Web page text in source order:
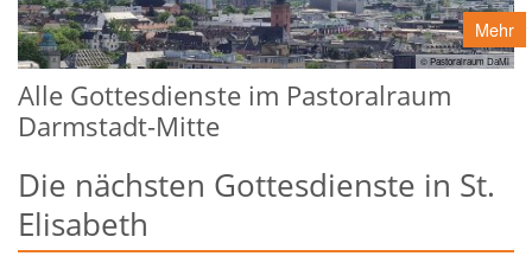
Mehr
© Pastoralraum DaMi
Alle Gottesdienste im Pastoralraum
Darmstadt-Mitte
Die nächsten Gottesdienste in St.
Elisabeth